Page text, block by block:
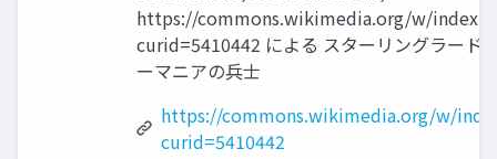
https://commons.wikimedia.org/w/
curid=5410442 による スターリングラード
ーマニアの兵士
https://commons.wikimedia.org/w/
curid=5410442